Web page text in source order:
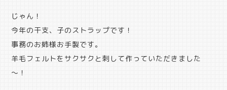
じゃん！
今年の干支、子のストラップです！
事務のお姉様お手製です。
羊毛フェルトをサクサクと刺して作っていただきました
～！